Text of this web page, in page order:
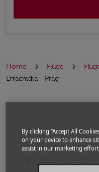
Home Flüge
Errachidia - Prag
Die nächsten
Von
Bitte ändern Sie Ihre
By clicking “Accept All
on your device to enhance
assist in our marketing